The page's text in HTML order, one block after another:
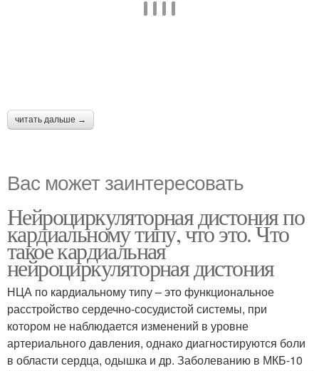
читать дальше →
Вас может заинтересовать
Нейроциркуляторная дистония по
кардиальному типу, что это. Что
такое кардиальная
нейроциркуляторная дистония
НЦА по кардиальному типу – это функциональное
расстройство сердечно-сосудистой системы, при
котором не наблюдается изменений в уровне
артериального давления, однако диагностируются боли
в области сердца, одышка и др. Заболеванию в МКБ-10